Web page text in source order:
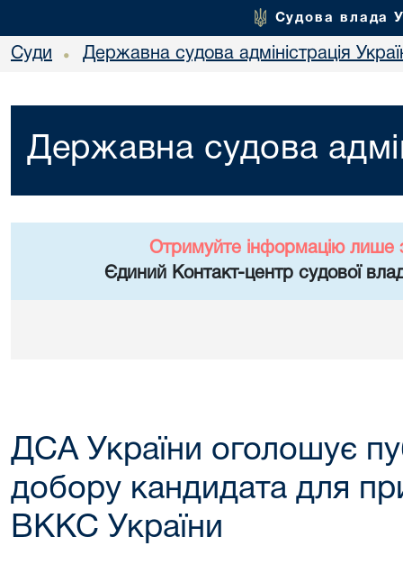
Судова влада
Суди • Державна судова адміністрація
Державна судова
Отримуйте інформацію лише
Єдиний Контакт-центр судової
ДСА України оголошує
добору кандидата для
ВККС України